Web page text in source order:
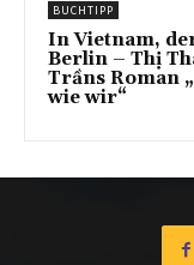
BUCHTIPP
In Vietnam,
Berlin – Thị
Trầns Roman
wie wir“